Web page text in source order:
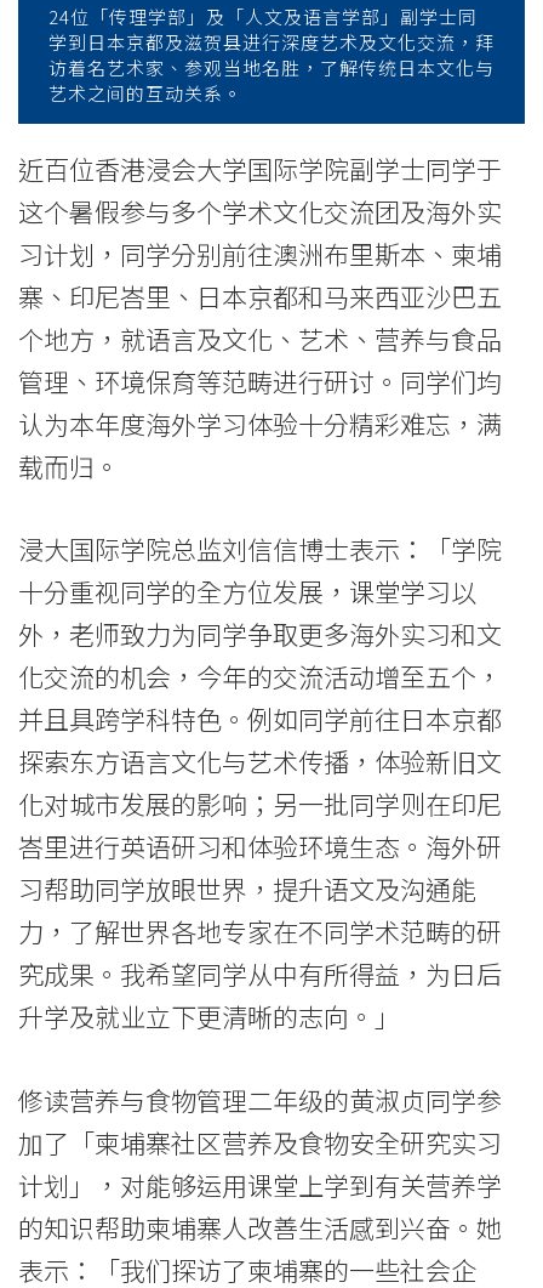
流
及
实
习
跨
学
科
研
习
体
验
东
西
文
化
学
院
息
国
际
24位「传理学部」及「人文及语言学部」副学士同
学到日本京都及滋贺县进行深度艺术及文化交流，拜
访着名艺术家、参观当地名胜，了解传统日本文化与
艺术之间的互动关系。
近百位香港浸会大学国际学院副学士同学于
这个暑假参与多个学术文化交流团及海外实
习计划，同学分别前往澳洲布里斯本、柬埔
寨、印尼峇里、日本京都和马来西亚沙巴五
个地方，就语言及文化、艺术、营养与食品
管理、环境保育等范畴进行研讨。同学们均
认为本年度海外学习体验十分精彩难忘，满
载而归。
浸大国际学院总监刘信信博士表示：「学院
十分重视同学的全方位发展，课堂学习以
外，老师致力为同学争取更多海外实习和文
化交流的机会，今年的交流活动增至五个，
并且具跨学科特色。例如同学前往日本京都
探索东方语言文化与艺术传播，体验新旧文
化对城市发展的影响；另一批同学则在印尼
峇里进行英语研习和体验环境生态。海外研
习帮助同学放眼世界，提升语文及沟通能
力，了解世界各地专家在不同学术范畴的研
究成果。我希望同学从中有所得益，为日后
升学及就业立下更清晰的志向。」
修读营养与食物管理二年级的黄淑贞同学参
加了「柬埔寨社区营养及食物安全研究实习
计划」，对能够运用课堂上学到有关营养学
的知识帮助柬埔寨人改善生活感到兴奋。她
表示：「我们探访了柬埔寨的一些社会企